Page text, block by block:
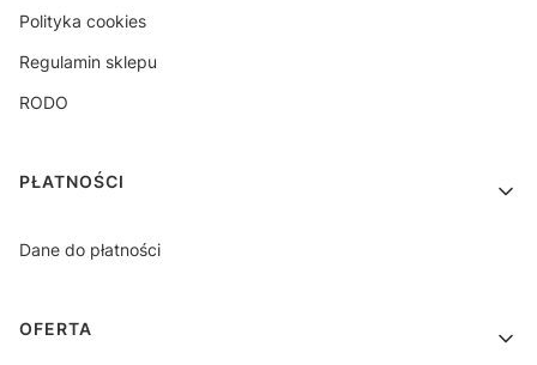
Polityka cookies
Regulamin sklepu
RODO
PŁATNOŚCI
Dane do płatności
OFERTA